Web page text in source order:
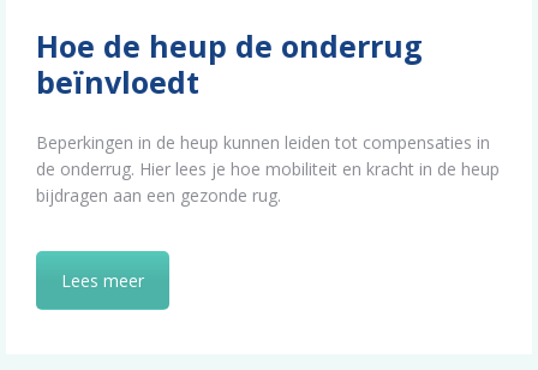
Hoe de heup de onderrug
beïnvloedt
Beperkingen in de heup kunnen leiden tot compensaties in
de onderrug. Hier lees je hoe mobiliteit en kracht in de heup
bijdragen aan een gezonde rug.
Lees meer